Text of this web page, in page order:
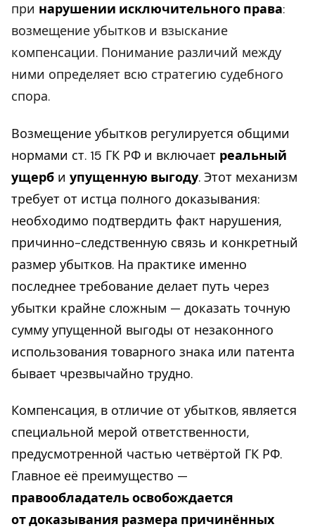
при нарушении исключительного права:
возмещение убытков и взыскание
компенсации. Понимание различий между
ними определяет всю стратегию судебного
спора.
Возмещение убытков регулируется общими
нормами ст. 15 ГК РФ и включает реальный
ущерб и упущенную выгоду. Этот механизм
требует от истца полного доказывания:
необходимо подтвердить факт нарушения,
причинно-следственную связь и конкретный
размер убытков. На практике именно
последнее требование делает путь через
убытки крайне сложным — доказать точную
сумму упущенной выгоды от незаконного
использования товарного знака или патента
бывает чрезвычайно трудно.
Компенсация, в отличие от убытков, является
специальной мерой ответственности,
предусмотренной частью четвёртой ГК РФ.
Главное её преимущество —
правообладатель освобождается
от доказывания размера причинённых